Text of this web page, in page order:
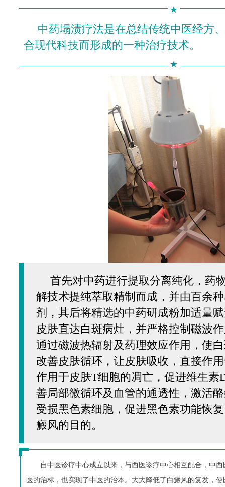
★
中药塌渍疗法是在总结传统中医经方
合现代科技而形成的一种治疗技术。
★
首先对中药进行提取分离纯化，药
解技术提纯萃取精制而成，并由百余
剂，其后将精选的中药研成粉加适量
皮肤直达白斑病灶，并严格控制磁波
通过磁波热辐射及药理效应作用，使
改善皮肤循环，让皮肤吸收，直接作
作用于皮肤T细胞的凋亡，促进维生素
善局部微循环及血管的通透性，激活
受损黑色素细胞，促进黑色素功能恢
癜风的目的。
自中医诊疗中心成立以来，与西医诊疗中心相互配合，中
医的治标，也实现了中医的治本。大大降低了白癜风的复发，